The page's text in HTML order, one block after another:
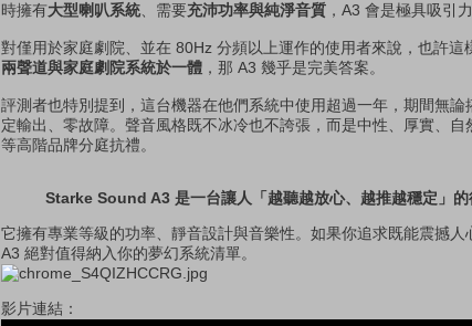
時擁有大型喇叭系統 、需要充沛功率與純淨音質 ，A3 會是極具吸引
對僅用於家庭劇院、並在 80Hz 分頻以上運作的使用者來說，也許這
兩聲道與家庭劇院系統於一體 ，那 A3 幾乎是完美答案。
評測者也特別提到，這台機器在他們系統中使用超過一年，期間無論
定輸出、零故障。聲音風格既不冰冷也不誇張，而是中性、厚實、
等高階品牌分庭抗禮。
Starke Sound A3 是一台讓人「越聽越放心、越推越穩定」的
它擁有專業等級的功率、靜音設計與音樂性。如果你追求既能震撼
A3 絕對值得納入你的夢幻系統清單。
影片連結：